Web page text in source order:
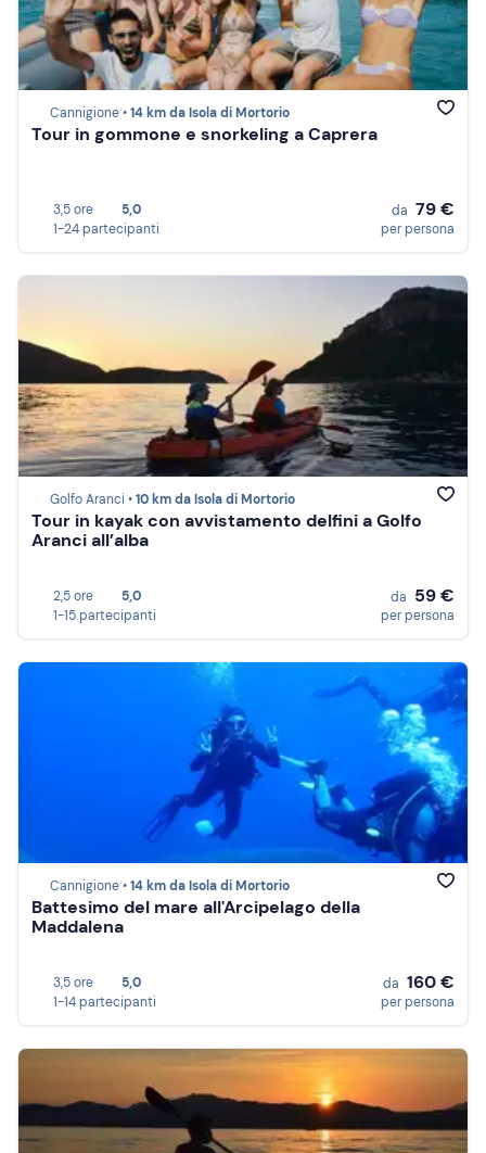
Cannigione •14 km da Isola di Mortorio
Tour in gommone e snorkeling a Caprera
3,5 ore
5,0
1-24 partecipanti
da 79 €
per persona
Golfo Aranci •10 km da Isola di Mortorio
Tour in kayak con avvistamento delfini a Golfo
Aranci all’alba
2,5 ore
5,0
1-15 partecipanti
da 59 €
per persona
Cannigione •14 km da Isola di Mortorio
Battesimo del mare all'Arcipelago della
Maddalena
3,5 ore
5,0
1-14 partecipanti
da 160 €
per persona